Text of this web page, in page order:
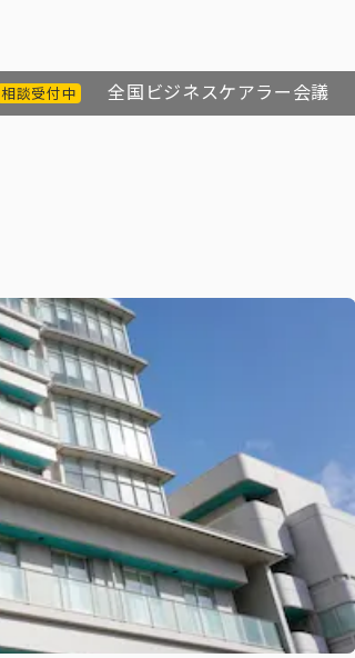
相談受付中 全国ビジネスケアラー会議